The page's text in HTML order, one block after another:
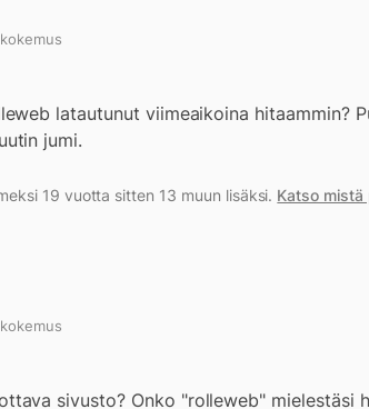
latautunut viimeaikoina hitaammin?
jumi.
19 vuotta sitten 13 muun lisäksi. Katso mistä
sivusto? Onko "rolleweb" mielestäsi